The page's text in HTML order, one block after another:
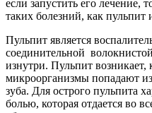
если запустить его лечение,
таких болезний, как пульпит
Пульпит является
соединительной
изнутри. Пульпит возникает,
микроорганизмы попадают
зуба. Для острого пульпита
болью, которая отдается во